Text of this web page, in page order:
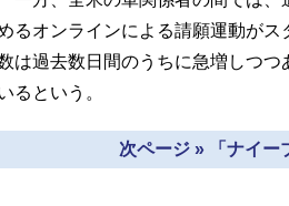
るオンラインによる請願運動が
は過去数日間のうちに急増しつ
るという。
次ページ » 「ナイー